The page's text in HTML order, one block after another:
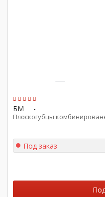
БМ -
Плоскогубцы
Под заказ